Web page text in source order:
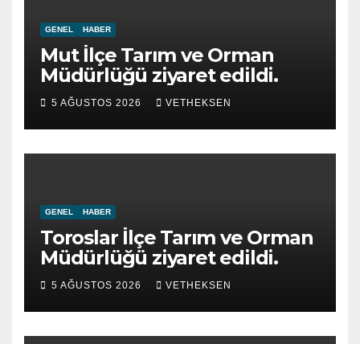
GENEL HABER
Mut İlçe Tarım ve Orman
Müdürlüğü ziyaret edildi.
5 AĞUSTOS 2026 VETHEKSEN
GENEL HABER
Toroslar İlçe Tarım ve Orman
Müdürlüğü ziyaret edildi.
5 AĞUSTOS 2026 VETHEKSEN